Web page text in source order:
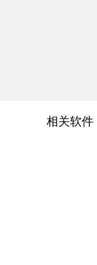
是一款可以和好友互
相关软件